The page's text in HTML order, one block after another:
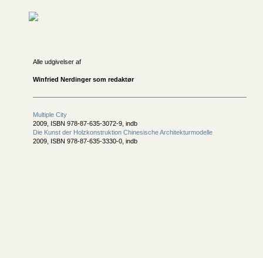
Alle udgivelser af
Winfried Nerdinger som redaktør
Multiple City
2009, ISBN 978-87-635-3072-9, indb
Die Kunst der Holzkonstruktion Chinesische Architekturmodelle
2009, ISBN 978-87-635-3330-0, indb